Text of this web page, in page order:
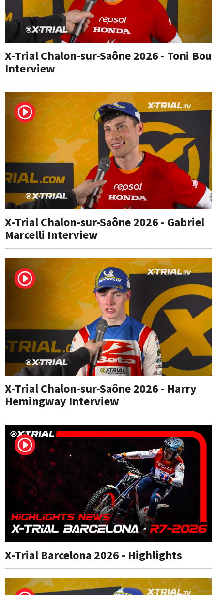
X-Trial Chalon-sur-Saône 2026 - Toni Bou
Interview
X-Trial Chalon-sur-Saône 2026 - Gabriel
Marcelli Interview
X-Trial Chalon-sur-Saône 2026 - Harry
Hemingway Interview
X-Trial Barcelona 2026 - Highlights